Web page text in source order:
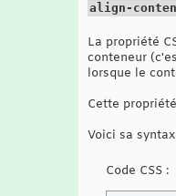
align-
La propriété
conteneur
lorsque le
Cette
Voici sa
Code CSS :